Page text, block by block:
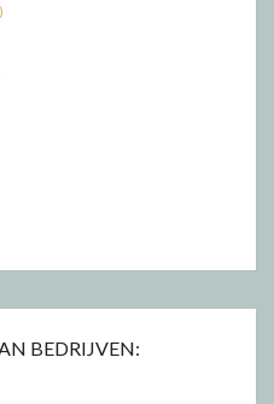
BEDRIJVEN: